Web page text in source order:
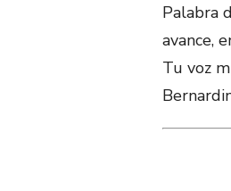
Palabra
avance,
Tu voz